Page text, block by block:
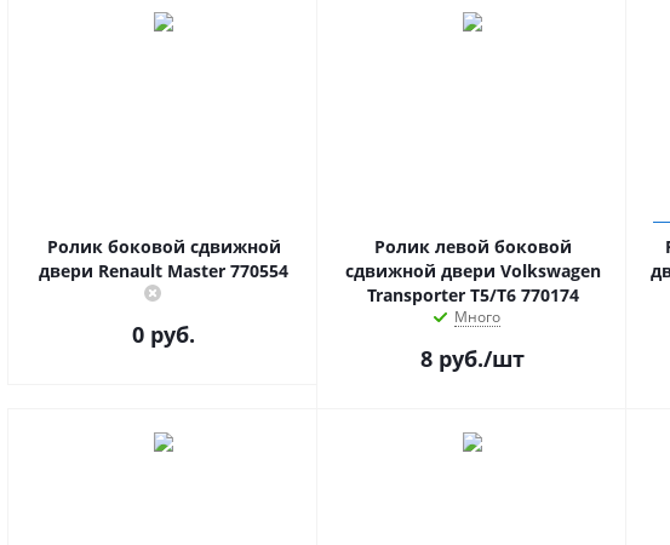
Ролик боковой сдвижной
двери Renault Master 770554
0 руб.
Ролик левой боковой
сдвижной двери Volkswagen
Transporter T5/T6 770174
Много
8 руб./шт